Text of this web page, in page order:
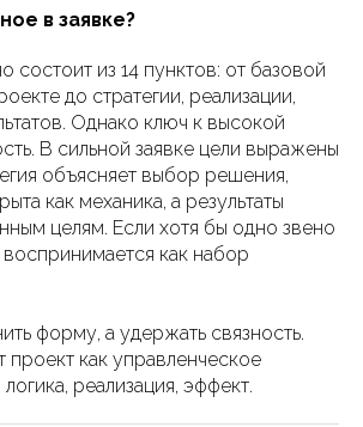
в заявке?
состоит из 14 пунктов: от базовой
до стратегии, реализации,
Однако ключ к высокой
В сильной заявке цели выражены
объясняет выбор решения,
как механика, а результаты
целям. Если хотя бы одно звено
воспринимается как набор
форму, а удержать связность.
как управленческое
реализация, эффект.